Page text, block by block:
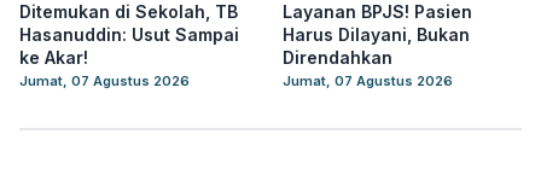
Ditemukan di Sekolah, TB
Hasanuddin: Usut Sampai
ke Akar!
Jumat, 07 Agustus 2026
Layanan BPJS! Pasien
Harus Dilayani, Bukan
Direndahkan
Jumat, 07 Agustus 2026